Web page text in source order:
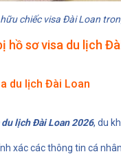
hữu chiếc visa Đài Loan
hồ sơ visa du lịch
du lịch Đài Loan
du lịch Đài Loan 2026, du
xác các thông tin cá